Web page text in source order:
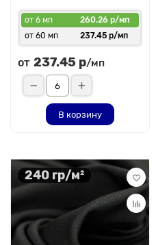
от 6 мп
260.26 р/мп
от 60 мп
237.45 р/мп
от 237.45 р/мп
В корзину
240 гр/м²